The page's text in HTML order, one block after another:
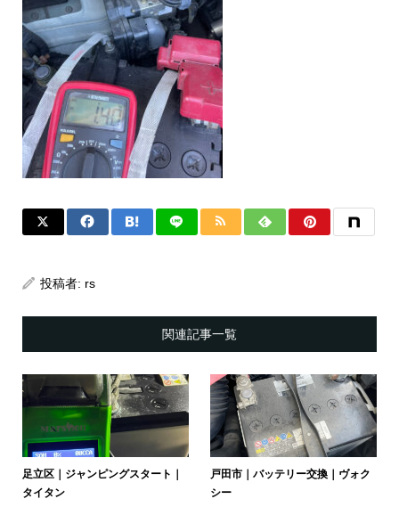
投稿者: rs
関連記事一覧
足立区｜ジャンピングスタート｜
タイタン
戸田市｜バッテリー交換｜ヴォク
シー